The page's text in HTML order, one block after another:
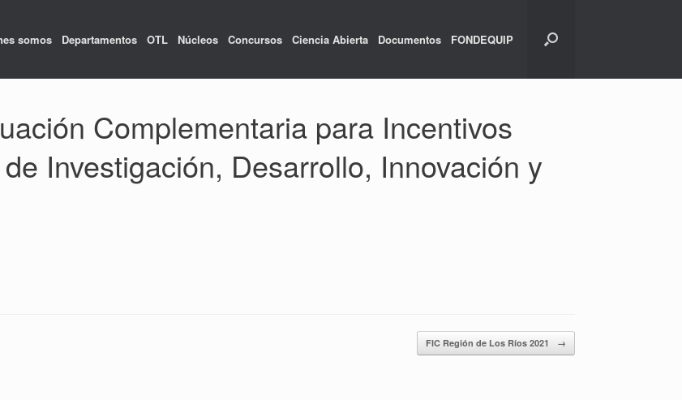
somos Departamentos OTL Núcleos Concursos Ciencia Abierta Documentos FONDEQUIP
Complementaria para Incentivos
Investigación, Desarrollo, Innovación y
FIC Región de Los Ríos 2021 →